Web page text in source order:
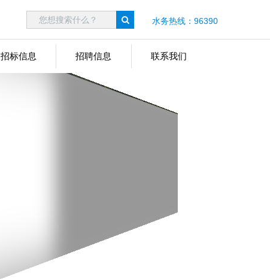
水务热线：96390
招标信息 招聘信息 联系我们